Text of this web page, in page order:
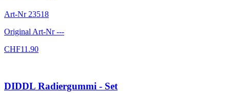
Art-Nr 23518
Original Art-Nr---
CHF11.90
DIDDL Radiergummi - Set